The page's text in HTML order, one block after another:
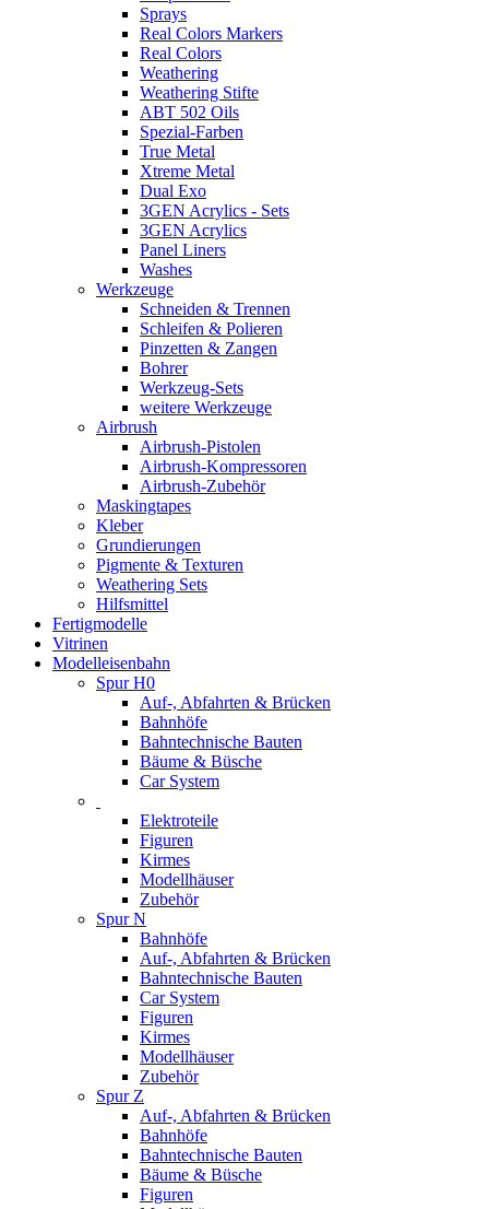
Sprays
Real Colors Markers
Real Colors
Weathering
Weathering Stifte
ABT 502 Oils
Spezial-Farben
True Metal
Xtreme Metal
Dual Exo
3GEN Acrylics - Sets
3GEN Acrylics
Panel Liners
Washes
Werkzeuge
Schneiden & Trennen
Schleifen & Polieren
Pinzetten & Zangen
Bohrer
Werkzeug-Sets
weitere Werkzeuge
Airbrush
Airbrush-Pistolen
Airbrush-Kompressoren
Airbrush-Zubehör
Maskingtapes
Kleber
Grundierungen
Pigmente & Texturen
Weathering Sets
Hilfsmittel
Fertigmodelle
Vitrinen
Modelleisenbahn
Spur H0
Auf-, Abfahrten & Brücken
Bahnhöfe
Bahntechnische Bauten
Bäume & Büsche
Car System
Elektroteile
Figuren
Kirmes
Modellhäuser
Zubehör
Spur N
Bahnhöfe
Auf-, Abfahrten & Brücken
Bahntechnische Bauten
Car System
Figuren
Kirmes
Modellhäuser
Zubehör
Spur Z
Auf-, Abfahrten & Brücken
Bahnhöfe
Bahntechnische Bauten
Bäume & Büsche
Figuren